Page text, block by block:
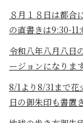
８月１８日は都合
の直書きは9:30-
令和八年八月八日
ージョンになります
8/1より8/31まで花
日の御朱印も書置